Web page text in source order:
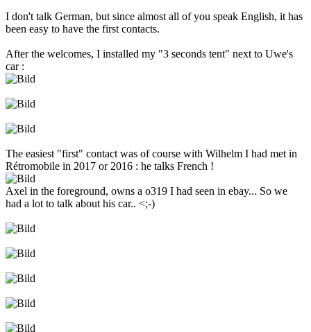
I don't talk German, but since almost all of you speak English, it has
been easy to have the first contacts.
After the welcomes, I installed my "3 seconds tent" next to Uwe's
car :
The easiest "first" contact was of course with Wilhelm I had met in
Rétromobile in 2017 or 2016 : he talks French !
Axel in the foreground, owns a o319 I had seen in ebay... So we
had a lot to talk about his car.. <;-)